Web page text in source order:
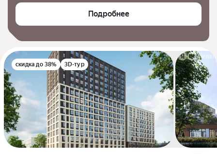
Подробнее
скидка до 38% 3D-тур